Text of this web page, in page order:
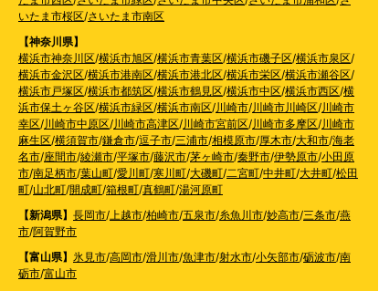
いたま市桜区/さいたま市南区
【神奈川県】
横浜市神奈川区/横浜市旭区/横浜市青葉区/横浜市磯子区/横浜市泉区/
横浜市金沢区/横浜市港南区/横浜市港北区/横浜市栄区/横浜市瀬谷区/
横浜市戸塚区/横浜市都筑区/横浜市鶴見区/横浜市中区/横浜市西区/横
浜市保土ヶ谷区/横浜市緑区/横浜市南区/川崎市/川崎市川崎区/川崎市
幸区/川崎市中原区/川崎市高津区/川崎市宮前区/川崎市多摩区/川崎市
麻生区/横須賀市/鎌倉市/逗子市/三浦市/相模原市/厚木市/大和市/海老
名市/座間市/綾瀬市/平塚市/藤沢市/茅ヶ崎市/秦野市/伊勢原市/小田原
市/南足柄市/葉山町/愛川町/寒川町/大磯町/二宮町/中井町/大井町/松田
町/山北町/開成町/箱根町/真鶴町/湯河原町
【新潟県】 長岡市/上越市/柏崎市/五泉市/糸魚川市/妙高市/三条市/燕
市/阿賀野市
【富山県】 氷見市/高岡市/滑川市/魚津市/射水市/小矢部市/砺波市/南
砺市/富山市